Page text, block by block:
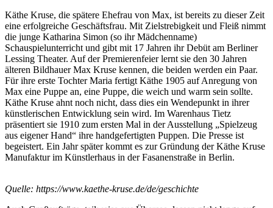
Käthe Kruse, die spätere Ehefrau von Max, ist bereits zu dieser Zeit
eine erfolgreiche Geschäftsfrau. Mit Zielstrebigkeit und Fleiß nimmt
die junge Katharina Simon (so ihr Mädchenname)
Schauspielunterricht und gibt mit 17 Jahren ihr Debüt am Berliner
Lessing Theater. Auf der Premierenfeier lernt sie den 30 Jahren
älteren Bildhauer Max Kruse kennen, die beiden werden ein Paar.
Für ihre erste Tochter Maria fertigt Käthe 1905 auf Anregung von
Max eine Puppe an, eine Puppe, die weich und warm sein sollte.
Käthe Kruse ahnt noch nicht, dass dies ein Wendepunkt in ihrer
künstlerischen Entwicklung sein wird. Im Warenhaus Tietz
präsentiert sie 1910 zum ersten Mal in der Ausstellung „Spielzeug
aus eigener Hand“ ihre handgefertigten Puppen. Die Presse ist
begeistert. Ein Jahr später kommt es zur Gründung der Käthe Kruse
Manufaktur im Künstlerhaus in der Fasanenstraße in Berlin.
Quelle: https://www.kaethe-kruse.de/de/geschichte